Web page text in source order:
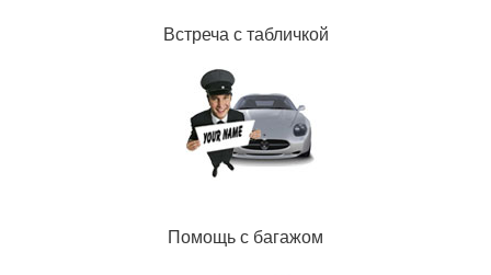
Встреча с табличкой
Помощь с багажом